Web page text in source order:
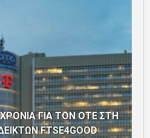
ΓΙΑ ΤΟΝ ΟΤΕ ΣΤΗ
FTSE4GOOD